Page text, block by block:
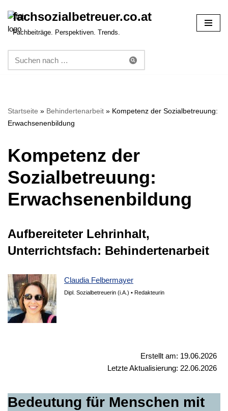
Zum
springen
fachsozialbetreuer.co.at
Fachbeiträge. Perspektiven. Trends.
Startseite » Behindertenarbeit » Kompetenz der Sozialbetreuung:
Erwachsenenbildung
Kompetenz der
Sozialbetreuung:
Erwachsenenbildung
Aufbereiteter Lehrinhalt,
Unterrichtsfach: Behindertenarbeit
Claudia Felbermayer
Dipl. Sozialbetreuerin (i.A.) • Redakteurin
Erstellt am: 19.06.2026
Letzte Aktualisierung: 22.06.2026
Bedeutung für Menschen mit